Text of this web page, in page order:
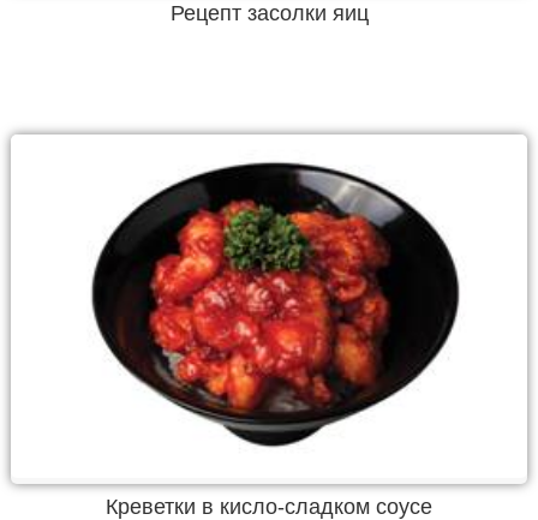
Рецепт засолки яиц
Креветки в кисло-сладком соусе